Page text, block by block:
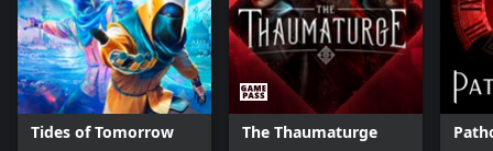
Tides of Tomorrow The Thaumaturge